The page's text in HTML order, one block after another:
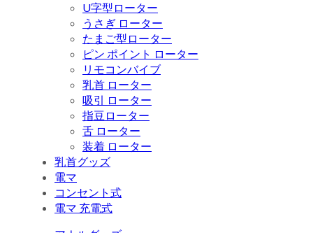
U字型ローター
うさぎ ローター
たまご型ローター
ピン ポイント ローター
リモコンバイブ
乳首 ローター
吸引 ローター
指豆ローター
舌 ローター
装着 ローター
乳首グッズ
電マ
コンセント式
電マ 充電式